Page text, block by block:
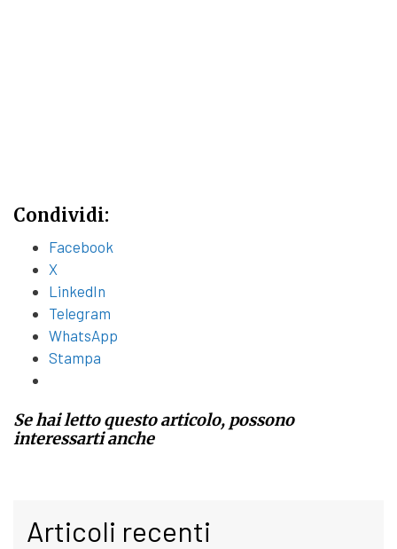
Condividi:
Facebook
X
LinkedIn
Telegram
WhatsApp
Stampa
Se hai letto questo articolo, possono
interessarti anche
Articoli recenti